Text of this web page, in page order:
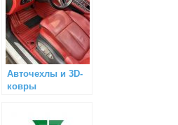
Авточехлы и 3D-
ковры